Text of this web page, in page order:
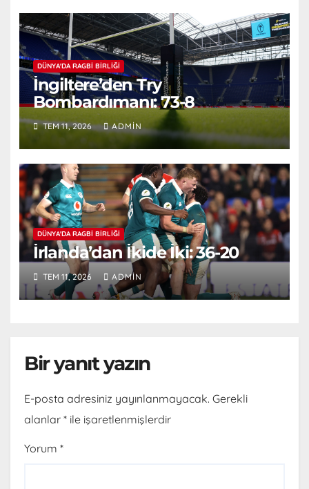
DÜNYA'DA RAGBI BIRLIĞI
İngiltere’den Try
Bombardımanı: 73-8
TEM 11, 2026 ADMIN
DÜNYA'DA RAGBI BIRLIĞI
İrlanda’dan İkide İki: 36-20
TEM 11, 2026 ADMIN
Bir yanıt yazın
E-posta adresiniz yayınlanmayacak. Gerekli
alanlar * ile işaretlenmişlerdir
Yorum *